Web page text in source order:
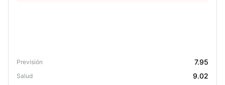
Previsión 7.95
Salud 9.02